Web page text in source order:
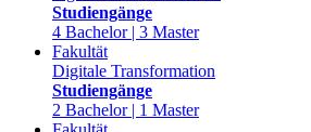
Studiengänge
4 Bachelor | 3 Master
Fakultät
Digitale Transformation
Studiengänge
2 Bachelor | 1 Master